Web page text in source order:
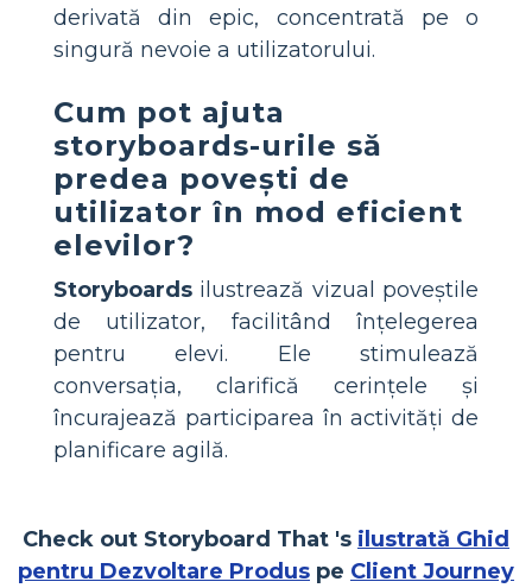
derivată din epic, concentrată pe o
singură nevoie a utilizatorului.
Cum pot ajuta
storyboards-urile să
predea povești de
utilizator în mod eficient
elevilor?
Storyboards ilustrează vizual poveștile
de utilizator, facilitând înțelegerea
pentru elevi. Ele stimulează
conversația, clarifică cerințele și
încurajează participarea în activități de
planificare agilă.
Check out Storyboard That 's ilustrată Ghid
pentru Dezvoltare Produs pe Client Journey